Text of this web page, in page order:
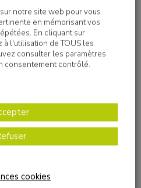
perspectives.
l’ARS Auvergne Rhône-Alpes
et leur accompagnement,
déjà engagés dans le
DELTA 01, le DIME Guy
Myriade Savoie, le FAM
Jacob, le FAM/MAS Les
Michel Chapuis, la MAS
notre site web pour vous
en mémorisant vos
En cliquant sur
l'utilisation de TOUS les
consulter les paramètres
consentement contrôlé.
cookies